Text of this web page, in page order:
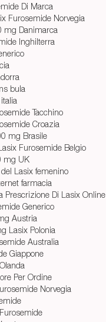
Di Marca
Furosemide Norvegia
mg Danimarca
Inghilterra
bula
Tacchino
Croazia
mg Brasile
Furosemide Belgio
mg UK
Lasix femenino
farmacia
Prescrizione Di Lasix Online
Generico
Austria
Lasix Polonia
Australia
Giappone
Per Ordine
Norvegia